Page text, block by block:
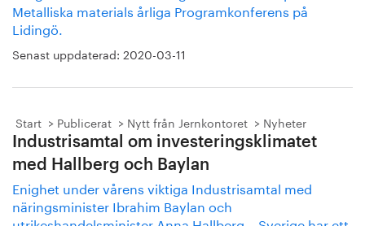
Metalliska materials årliga Programkonferens på
Lidingö.
Senast uppdaterad: 2020-03-11
Start Publicerat Nytt från Jernkontoret Nyheter
Industrisamtal om investeringsklimatet
med Hallberg och Baylan
Enighet under vårens viktiga Industrisamtal med
näringsminister Ibrahim Baylan och